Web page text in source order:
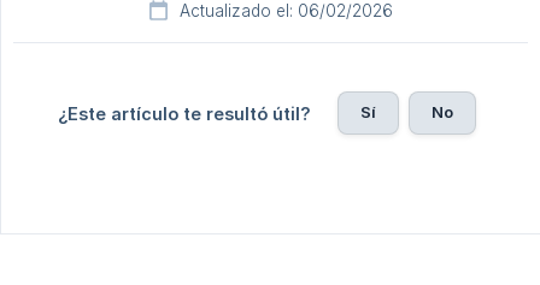
Actualizado el: 06/02/2026
¿Este artículo te resultó útil? Sí No